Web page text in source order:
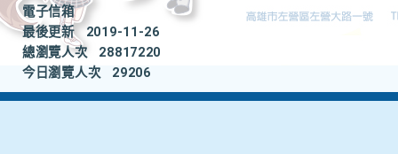
電子信箱
最後更新
2019-11-26
總瀏覽人次
28817220
今日瀏覽人次
29206